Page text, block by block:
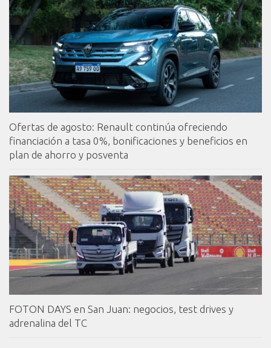
Ofertas de agosto: Renault continúa ofreciendo
financiación a tasa 0%, bonificaciones y beneficios en
plan de ahorro y posventa
FOTON DAYS en San Juan: negocios, test drives y
adrenalina del TC